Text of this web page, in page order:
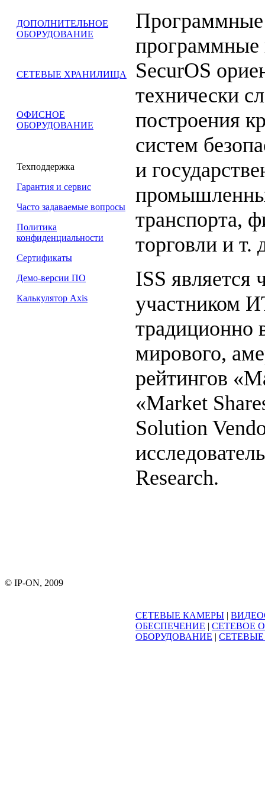
ДОПОЛНИТЕЛЬНОЕ
ОБОРУДОВАНИЕ
СЕТЕВЫЕ ХРАНИЛИЩА
ОФИСНОЕ
ОБОРУДОВАНИЕ
Техподдержка
Гарантия и сервис
Часто задаваемые вопросы
Политика
конфиденциальности
Сертификаты
Демо-версии ПО
Калькулятор Axis
Программные
программные
SecurOS
технически
построения
систем
и
транспорта,
торговли и т.
ISS является
участником
традиционно
мирового,
рейтингов
«Market
Solution
Research.
© IP-ON, 2009
СЕТЕВЫЕ КАМЕРЫ |
ОБЕСПЕЧЕНИЕ | СЕТЕВОЕ
ОБОРУДОВАНИЕ |